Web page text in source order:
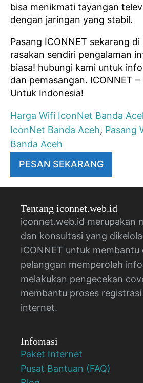
bisa menikmati tayangan
dengan jaringan yang stabil.
Pasang ICONNET sekarang
rasakan sendiri pengalaman
biasa! hubungi kami untuk
dan pemasangan. ICONNET
Untuk Indonesia!
Harga Wifi IconNet Banda
IconNet Banda Aceh, Pasang
Banda Aceh
PESAN SEKARANG
Tentang iconnet.web.id
iconnet.web.id merupakan
dan konsultasi yang
ICONNET untuk membantu
pelanggan memperoleh
melakukan pengecekan
membantu proses
internet.
Infomasi
Paket Internet
Pusat Bantuan (FAQ)